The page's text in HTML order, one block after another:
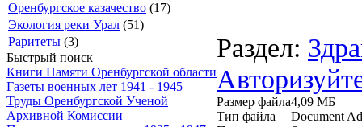
Оренбургское казачество (17)
Экология реки Урал (51)
Раритеты (3)
Быстрый поиск
Книги Памяти Оренбургской области
Газеты военных лет 1941 - 1945
Труды Оренбургской Ученой
Архивной Комиссии
Раздел:
Размер файла4,09 МБ
Тип файла
Document